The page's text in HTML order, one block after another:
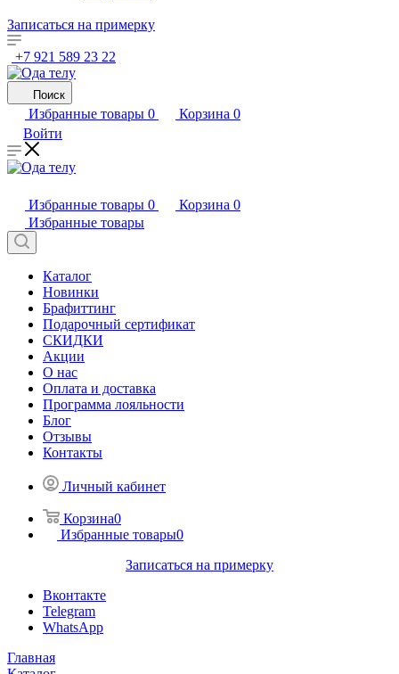
Записаться на примерку
+7 921 589 23 22
Поиск
Избранные товары 0 Корзина 0
Войти
Избранные товары 0 Корзина 0
Избранные товары
Каталог
Новинки
Брафиттинг
Подарочный сертификат
СКИДКИ
Акции
О нас
Оплата и доставка
Программа лояльности
Блог
Отзывы
Контакты
Личный кабинет
Корзина0
Избранные товары0
Записаться на примерку
Вконтакте
Telegram
WhatsApp
Главная